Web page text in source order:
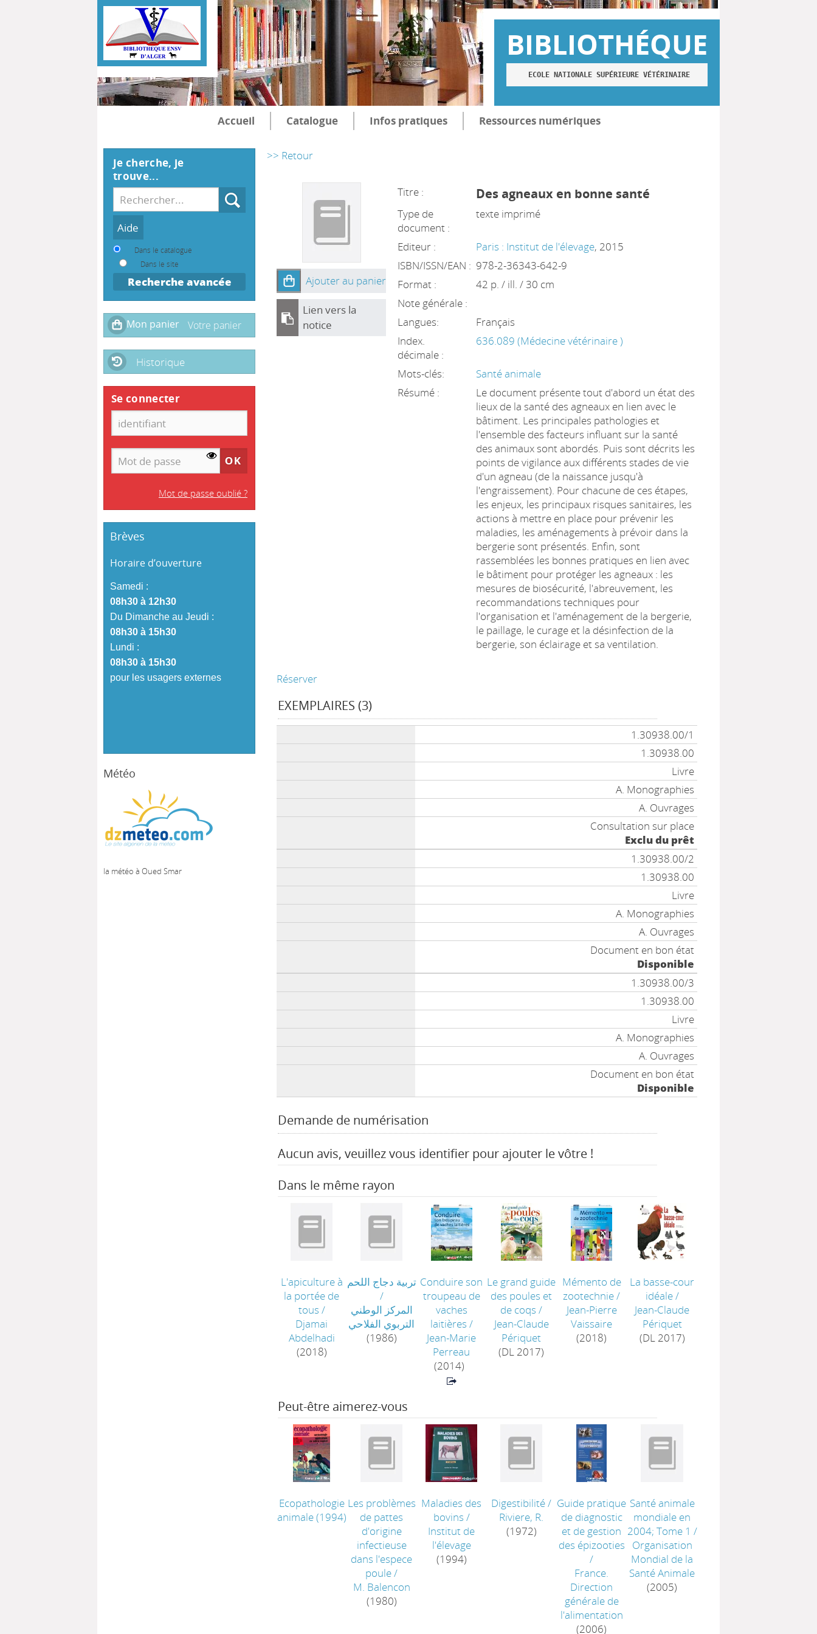
BIBLIOTHÉQUE
ECOLE NATIONALE SUPÉRIEURE VÉTÉRINAIRE
Accueil Catalogue Infos pratiques Ressources numériques
>> Retour
Ajouter au panier
Lien vers la
notice
Titre : Des agneaux en bonne santé
Type de
document :
texte imprimé
Editeur : Paris : Institut de l'élevage, 2015
ISBN/ISSN/EAN : 978-2-36343-642-9
Format :
42 p. / ill. / 30 cm
Note générale :
Langues:
Français
Index.
décimale :
636.089 (Médecine vétérinaire )
Mots-clés:
Santé animale
Résumé :
Le document présente tout d'abord un état des
lieux de la santé des agneaux en lien avec le
bâtiment. Les principales pathologies et
l'ensemble des facteurs influant sur la santé
des animaux sont abordés. Puis sont décrits les
points de vigilance aux différents stades de vie
d'un agneau (de la naissance jusqu'à
l'engraissement). Pour chacune de ces étapes,
les enjeux, les principaux risques sanitaires, les
actions à mettre en place pour prévenir les
maladies, les aménagements à prévoir dans la
bergerie sont présentés. Enfin, sont
rassemblées les bonnes pratiques en lien avec
le bâtiment pour protéger les agneaux : les
mesures de biosécurité, l'abreuvement, les
recommandations techniques pour
l'organisation et l'aménagement de la bergerie,
le paillage, le curage et la désinfection de la
bergerie, son éclairage et sa ventilation.
Réserver
EXEMPLAIRES (3)
1.30938.00/1
1.30938.00
Livre
A. Monographies
A. Ouvrages
Consultation sur place
Exclu du prêt
1.30938.00/2
1.30938.00
Livre
A. Monographies
A. Ouvrages
Document en bon état
Disponible
1.30938.00/3
1.30938.00
Livre
A. Monographies
A. Ouvrages
Document en bon état
Disponible
Demande de numérisation
Aucun avis, veuillez vous identifier pour ajouter le vôtre !
Dans le même rayon
L'apiculture à
la portée de
tous /
Djamai
Abdelhadi
(2018)
تربية دجاج اللحم
/
المركز الوطني
التربوي الفلاحي
(1986)
Conduire son
troupeau de
vaches
laitières /
Jean-Marie
Perreau
(2014)
Le grand guide
des poules et
de coqs /
Jean-Claude
Périquet
(DL 2017)
Mémento de
zootechnie/
Jean-Pierre
Vaissaire
(2018)
La basse-cour
idéale/
Jean-Claude
Périquet
(DL 2017)
Peut-être aimerez-vous
Ecopathologie
animale(1994)
Les problèmes
de pattes
d'origine
infectieuse
dans l'espece
poule/
M. Balencon
(1980)
Maladies des
bovins /
Institut de
l'élevage
(1994)
Digestibilité/
Riviere, R.
(1972)
Guide pratique
de diagnostic
et de gestion
des épizooties
/
France.
Direction
générale de
l'alimentation
(2006)
Santé animale
mondiale en
2004; Tome 1 /
Organisation
Mondial de la
Santé Animale
(2005)
Je cherche, je
trouve...
Recherche
Dans le catalogue
Dans le site
Recherche avancée
Historique
Se connecter
Mot de passe oublié ?
Brèves
Horaire d’ouverture
Samedi :
08h30 à 12h30
Du Dimanche au Jeudi :
08h30 à 15h30
Lundi :
08h30 à 15h30
pour les usagers externes
Météo
la météo à Oued Smar